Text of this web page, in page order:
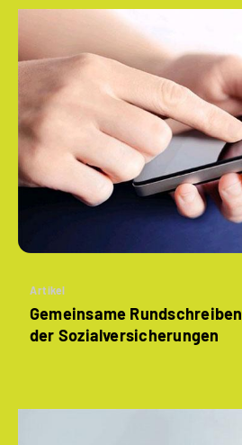
Artikel
Gemeinsame Rundschreiben
der Sozialversicherungen